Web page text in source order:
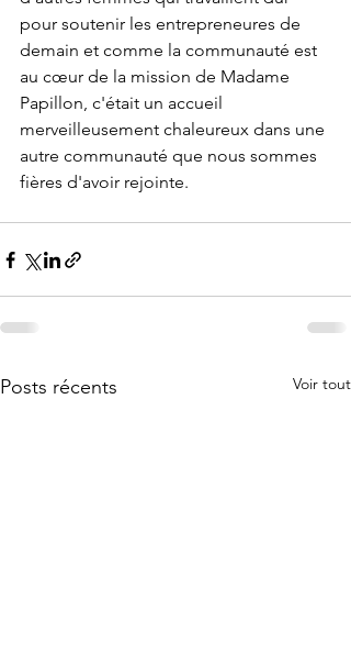
pour soutenir les entrepreneures de
demain et comme la communauté est
au cœur de la mission de Madame
Papillon, c'était un accueil
merveilleusement chaleureux dans une
autre communauté que nous sommes
fières d'avoir rejointe.
Posts récents Voir tout